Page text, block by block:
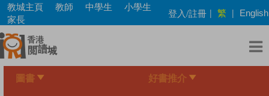
Skip
main
content
教城主頁 教師 中學生
小學生
家長
登入/註冊 | 繁 | English
圖書 好書推介